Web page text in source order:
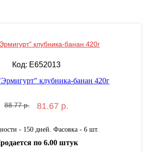
клубника-банан 420г
Код: E652013
88.77 р. 81.67 р.
- 150 дней. Фасовка - 6 шт.
по 6.00 штук